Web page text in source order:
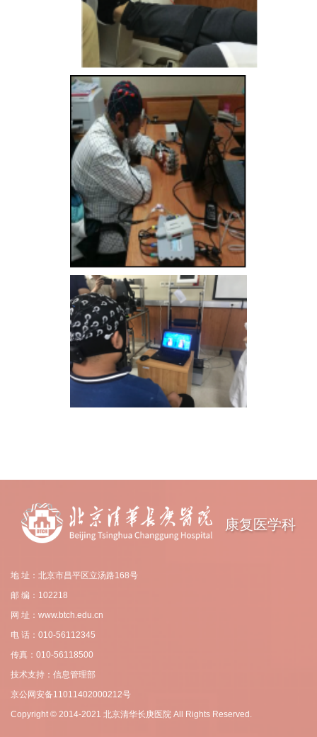
康复医学科
地 址：北京市昌平区立汤路168号
邮 编：102218
网 址：www.btch.edu.cn
电 话：010-56112345
传真：010-56118500
技术支持：信息管理部
京公网安备11011402000212号
Copyright © 2014-2021 北京清华长庚医院 All Rights Reserved.